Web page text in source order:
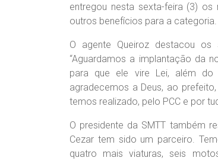
entregou nesta sexta-feira (3)
outros benefícios para a categoria.
O agente Queiroz destacou
“Aguardamos a implantação da
para que ele vire Lei, além do
agradecemos a Deus, ao
temos realizado, pelo PCC e por
O presidente da SMTT também
Cezar tem sido um parceiro.
quatro mais viaturas, seis